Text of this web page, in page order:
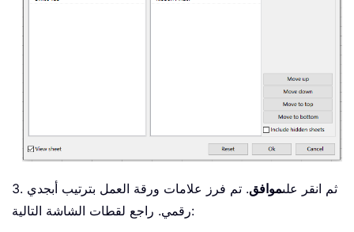
3. ثم انقر علىموافق. تم فرز علامات ورقة العمل بترتيب أبجدي
رقمي. راجع لقطات الشاشة التالية: